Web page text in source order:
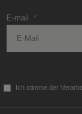
E-mail *
Ich stimme der